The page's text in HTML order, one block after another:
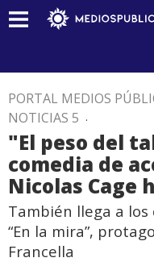
PORTAL MEDIOS
NOTICIAS 5 .
"El peso del
comedia de
Nicolas Cage
También llega a
“En la mira”,
Francella